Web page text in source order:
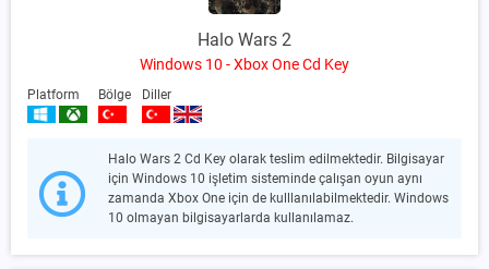
Halo Wars 2
Windows 10 - Xbox One Cd Key
Platform Bölge Diller
Halo Wars 2 Cd Key olarak teslim edilmektedir. Bilgisayar
için Windows 10 işletim sisteminde çalışan oyun aynı
zamanda Xbox One için de kulllanılabilmektedir. Windows
10 olmayan bilgisayarlarda kullanılamaz.